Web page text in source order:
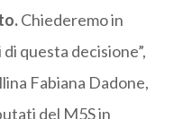
Chiederemo in
questa decisione”,
Fabiana Dadone,
del M5S in